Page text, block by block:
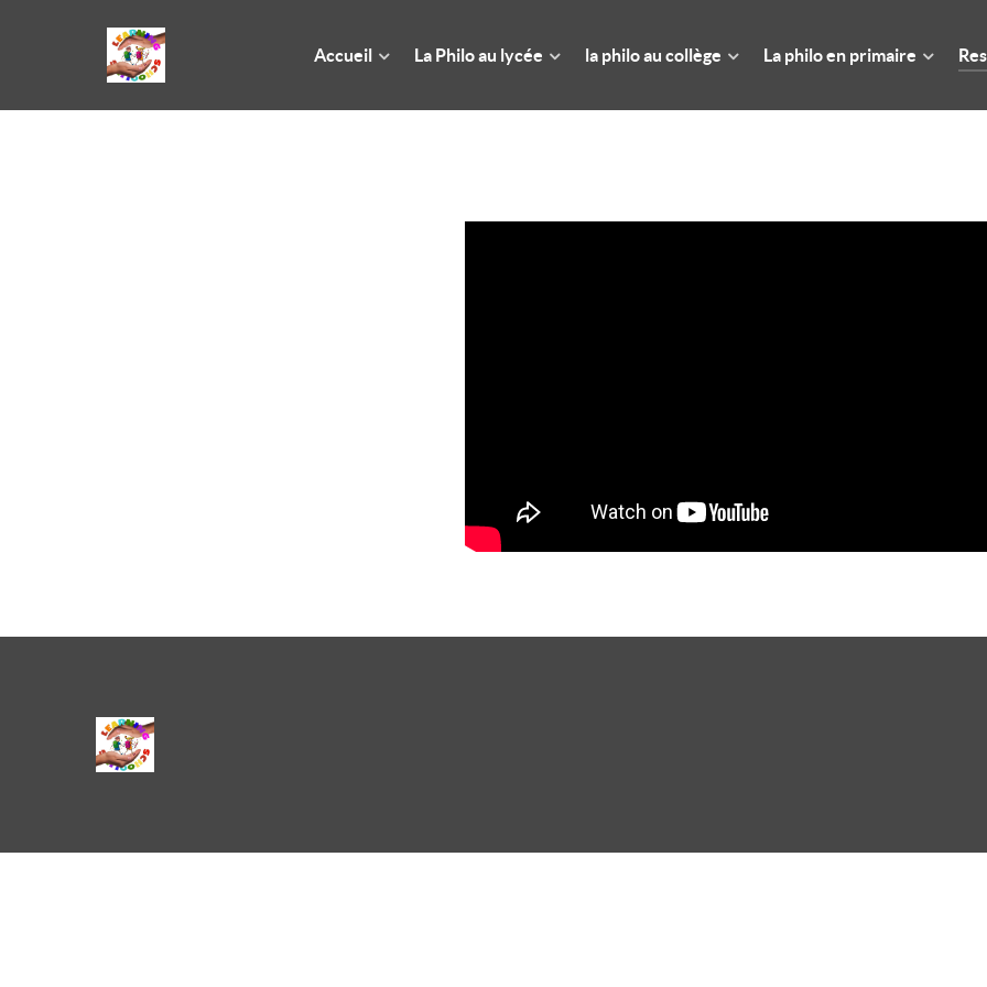
Accueil La Philo au lycée la philo au collège La philo en primaire